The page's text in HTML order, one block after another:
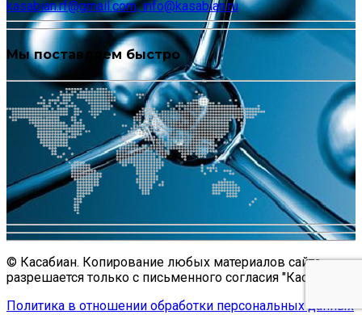
kasabian.rf@gmail.com, info@kasabian.ru
Мы поставляем быстро
© Касабиан. Копирование любых материалов сайта
разрешается только с письменного согласия "Касабиан".
Политика в отношении обработки персональных данных